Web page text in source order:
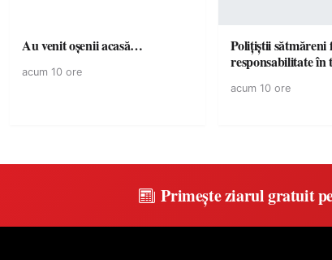
Au venit oșenii acasă…
acum 10 ore
Polițiștii sătmăreni
acum 10 ore
Primește ziarul gratuit